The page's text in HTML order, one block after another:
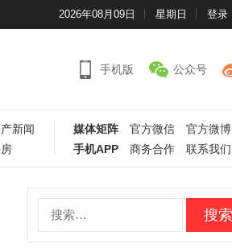
2026年08月09日 星期日 登录
手机版 公众号
新闻
媒体矩阵 官方微信
官方微博
手机APP
商务合作 联系我们